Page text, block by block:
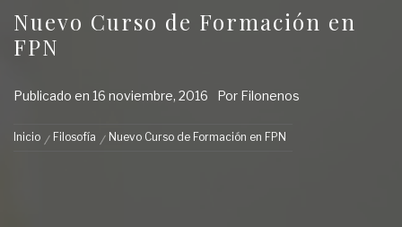
Nuevo Curso de Formación en
FPN
Publicado en 16 noviembre, 2016 Por Filonenos
Inicio Filosofía Nuevo Curso de Formación en FPN